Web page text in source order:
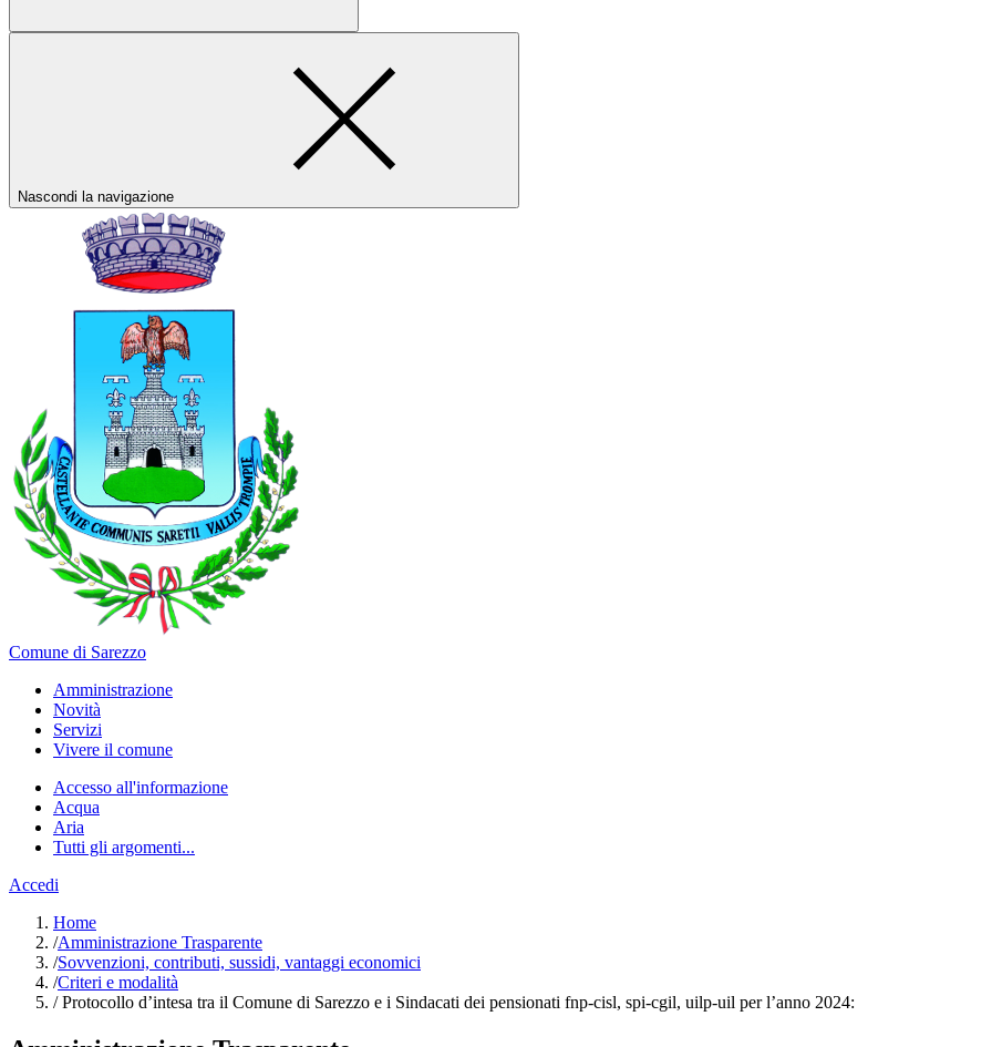
Nascondi la navigazione
Comune di Sarezzo
Amministrazione
Novità
Servizi
Vivere il comune
Accesso all'informazione
Acqua
Aria
Tutti gli argomenti...
Accedi
Home
/Amministrazione Trasparente
/Sovvenzioni, contributi, sussidi, vantaggi economici
/Criteri e modalità
/Protocollo d’intesa tra il Comune di Sarezzo e i Sindacati dei pensionati fnp-cisl, spi-cgil, uilp-uil per l’anno 2024: